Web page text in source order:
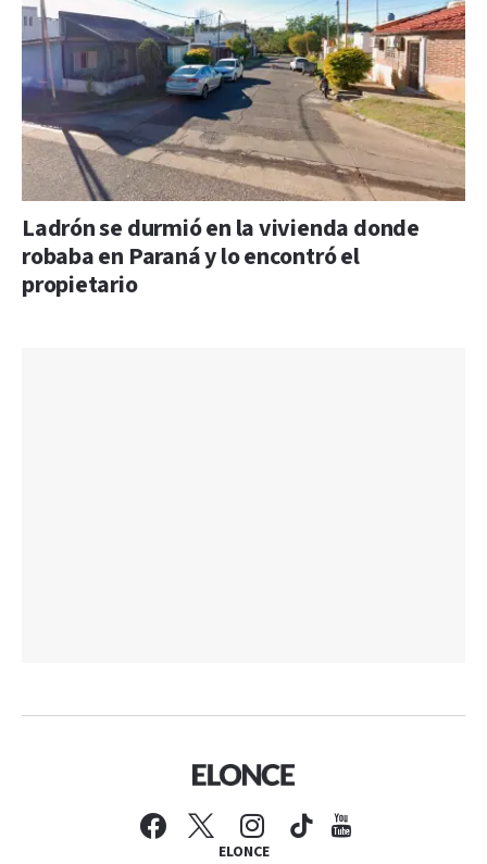
Ladrón se durmió en la vivienda donde
robaba en Paraná y lo encontró el
propietario
ELONCE